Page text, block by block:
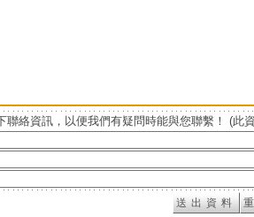
聯絡資訊，以便我們有疑問時能與您聯繫！ (此